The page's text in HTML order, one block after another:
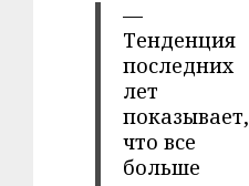
—
Тенденция
последних
лет
показывает,
что все
больше